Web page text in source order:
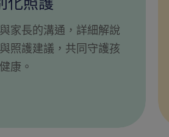
家長的溝通，詳細解說
照護建議，共同守護孩
康。